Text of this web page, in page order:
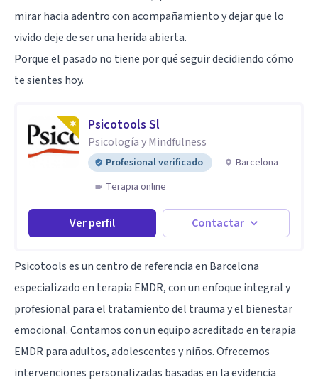
mirar hacia adentro con acompañamiento y dejar que lo
vivido deje de ser una herida abierta.
Porque el pasado no tiene por qué seguir decidiendo cómo
te sientes hoy.
Psicotools Sl
Psicología y Mindfulness
Profesional verificado
Barcelona
Terapia online
Ver perfil Contactar
Psicotools es un centro de referencia en Barcelona
especializado en terapia EMDR, con un enfoque integral y
profesional para el tratamiento del trauma y el bienestar
emocional. Contamos con un equipo acreditado en terapia
EMDR para adultos, adolescentes y niños. Ofrecemos
intervenciones personalizadas basadas en la evidencia